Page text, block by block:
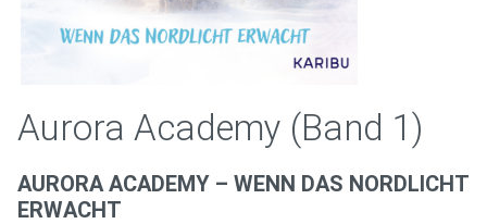
Aurora Academy (Band 1)
AURORA ACADEMY – WENN DAS NORDLICHT
ERWACHT